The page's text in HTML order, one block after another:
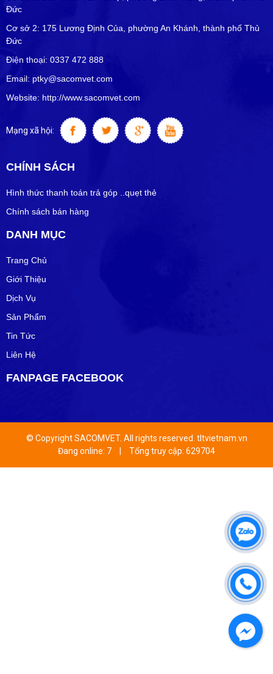
Đức
Cơ sở 2: 175 Lương Định Của, phường An Khánh, thành phố Thủ
Đức
Điện thoại: 0337 472 888
Email: ptky@sacomvet.com
Website: http://www.sacomvet.com
Mạng xã hội:
CHÍNH SÁCH
Hình thức thanh toán trả góp ..quẹt thẻ
Chính sách bán hàng
DANH MỤC
Trang Chủ
Giới Thiệu
Dịch Vụ
Sản Phẩm
Tin Tức
Liên Hệ
FANPAGE FACEBOOK
© Copyright SACOMVET. All rights reserved. tltvietnam.vn
Đang online: 7
| Tổng truy cập: 629704